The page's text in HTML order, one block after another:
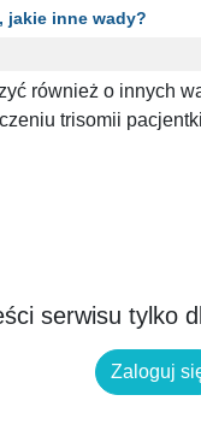
jakie inne wady?
również o innych
trisomii
serwisu tylko
Zaloguj